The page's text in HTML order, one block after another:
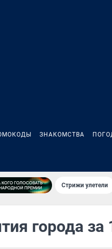
ЗНАКОМСТВА
Стрижи улетели
города за